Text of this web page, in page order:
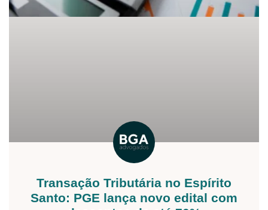
Transação Tributária no Espírito
Santo: PGE lança novo edital com